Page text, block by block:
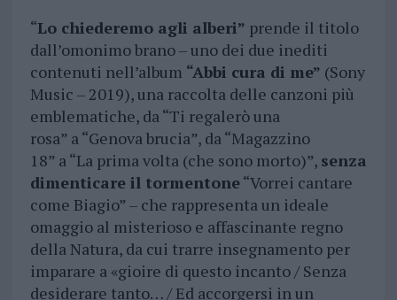
“Lo chiederemo agli alberi” prende il titolo
dall’omonimo brano – uno dei due inediti
contenuti nell’album “Abbi cura di me” (Sony
Music – 2019), una raccolta delle canzoni più
emblematiche, da “Ti regalerò una
rosa” a “Genova brucia”, da “Magazzino
18” a “La prima volta (che sono morto)”, senza
dimenticare il tormentone“Vorrei cantare
come Biagio” – che rappresenta un ideale
omaggio al misterioso e affascinante regno
della Natura, da cui trarre insegnamento per
imparare a «gioire di questo incanto / Senza
desiderare tanto… / Ed accorgersi in un